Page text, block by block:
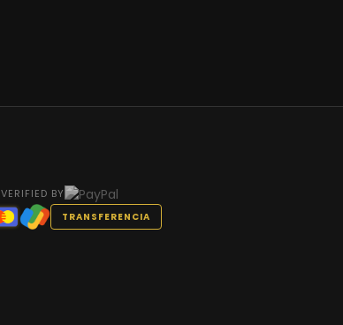
VERIFIED BY
TRANSFERENCIA